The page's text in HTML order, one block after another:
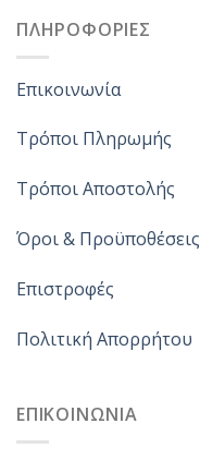
ΠΛΗΡΟΦΟΡΙΕΣ
Επικοινωνία
Τρόποι Πληρωμής
Τρόποι Αποστολής
Όροι & Προϋποθέσεις
Επιστροφές
Πολιτική Απορρήτου
ΕΠΙΚΟΙΝΩΝΙΑ